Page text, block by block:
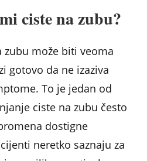
ciste na zubu?
zubu može biti veoma
gotovo da ne izaziva
To je jedan od
ciste na zubu često
dostigne
neretko saznaju za